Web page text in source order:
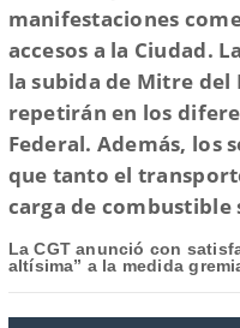
manifestaciones
accesos a la Ciudad.
la subida de Mitre del
repetirán en los
Federal. Además, los
que tanto el
carga de combustible
La CGT anunció con
altísima” a la medida